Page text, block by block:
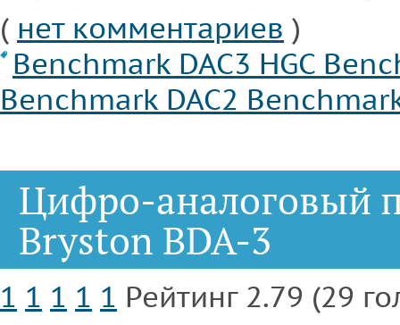
( нет комментариев )
Benchmark DAC3 HGC
Benchmark DAC2
Цифро-аналоговый
Bryston BDA-3
1 1 1 1 1 Рейтинг 2.79 (29